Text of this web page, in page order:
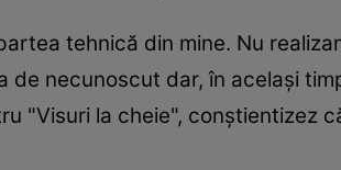
tehnică din mine. Nu
de necunoscut dar, în același
"Visuri la cheie", conștientizez